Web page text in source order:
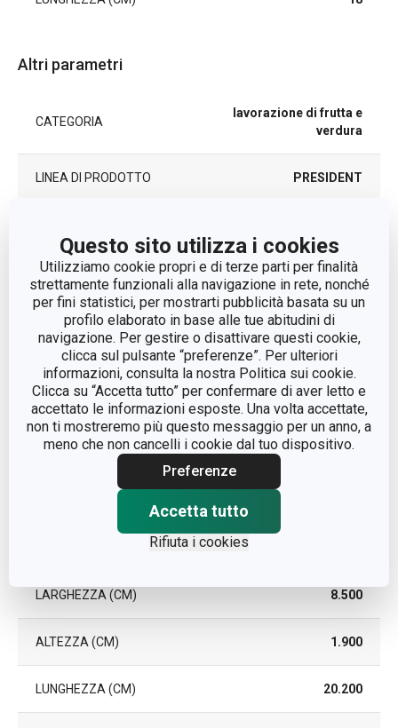
Questo sito utilizza i cookies
Utilizziamo cookie propri e di terze parti per finalità
strettamente funzionali alla navigazione in rete, nonché
per fini statistici, per mostrarti pubblicità basata su un
profilo elaborato in base alle tue abitudini di
navigazione. Per gestire o disattivare questi cookie,
clicca sul pulsante “preferenze”. Per ulteriori
informazioni, consulta la nostra Politica sui cookie.
Clicca su “Accetta tutto” per confermare di aver letto e
accettato le informazioni esposte. Una volta accettate,
non ti mostreremo più questo messaggio per un anno, a
meno che non cancelli i cookie dal tuo dispositivo.
Preferenze
Accetta tutto
Rifiuta i cookies
Altri parametri
CATEGORIA
lavorazione di frutta e
verdura
LINEA DI PRODOTTO PRESIDENT
TIPO cracker
COLORE Acciaio
LAVAGGIO IN
LAVASTOVIGLIE
Sì
EAN 8595028499094
DURATA DELLA GARANZIA
LARGHEZZA (CM) 8.500
ALTEZZA (CM) 1.900
LUNGHEZZA (CM) 20.200